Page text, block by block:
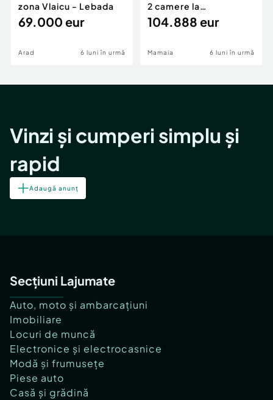
zona Vlaicu - Lebada
69.000 eur
Arad 6 luni în urmă
2 camere la
cheie,langa Mega
104.888 eur
Mamaia 6 luni în urmă
Vinzi și cumperi simplu și
rapid
Adaugă anunț
Secțiuni Lajumate
Auto, moto și ambarcațiuni
Imobiliare
Locuri de muncă
Electronice și electrocasnice
Modă și frumusețe
Piese auto
Casă și grădină